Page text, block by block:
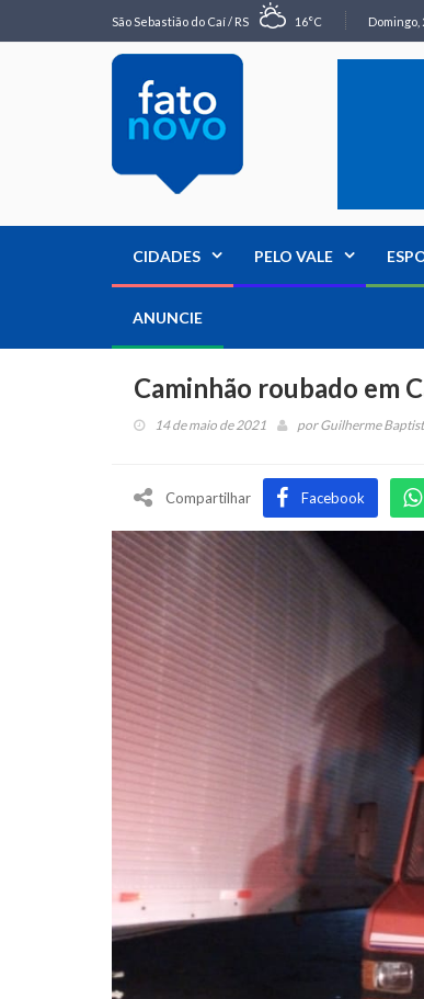
São Sebastião do Caí / RS 16°C Domingo,
CIDADES PELO VALE
ANUNCIE
Caminhão roubado em
14 de maio de 2021 porGuilherme
Compartilhar Facebook